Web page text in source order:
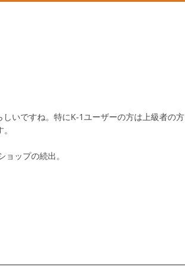
いですね。特にK-1ユーザーの方は上級者の方
ップの続出。